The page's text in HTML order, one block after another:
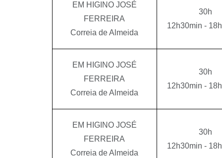
EM HIGINO JOSÉ
FERREIRA
Correia de Almeida
30h
12h30min -
EM HIGINO JOSÉ
FERREIRA
Correia de Almeida
30h
12h30min -
EM HIGINO JOSÉ
FERREIRA
Correia de Almeida
30h
12h30min -